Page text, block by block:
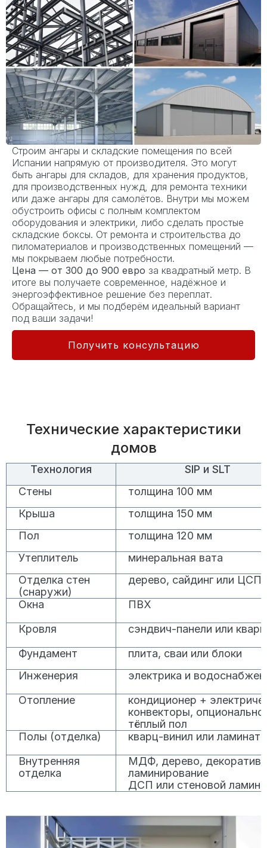
Строим ангары и складские помещения по всей
Испании напрямую от производителя. Это могут
быть ангары для складов, для хранения продуктов,
для производственных нужд, для ремонта техники
или даже ангары для самолётов. Внутри мы можем
обустроить офисы с полным комплектом
оборудования и электрики, либо сделать простые
складские боксы. От ремонта и строительства до
пиломатериалов и производственных помещений —
мы покрываем любые потребности.
Цена — от 300 до 900 евро за квадратный метр. В
итоге вы получаете современное, надёжное и
энергоэффективное решение без переплат.
Обращайтесь, и мы подберём идеальный вариант
под ваши задачи!
Получить консультацию
Технические характеристики
домов
Технология
SIP и SLT
Стены
толщина 100 мм
Крыша
толщина 150 мм
Пол
толщина 120 мм
Утеплитель
минеральная вата
Отделка стен
(снаружи)
дерево, сайдинг или ЦСП
Окна
ПВХ
Кровля
сэндвич-панели или кварц
Фундамент
плита, сваи или блоки
Инженерия
электрика и
Отопление
кондиционер +
конвекторы, опционально
тёплый пол
Полы (отделка)
кварц-винил или ламинат
Внутренняя
отделка
МДФ, дерево,
ламинирование
ДСП или стеновой